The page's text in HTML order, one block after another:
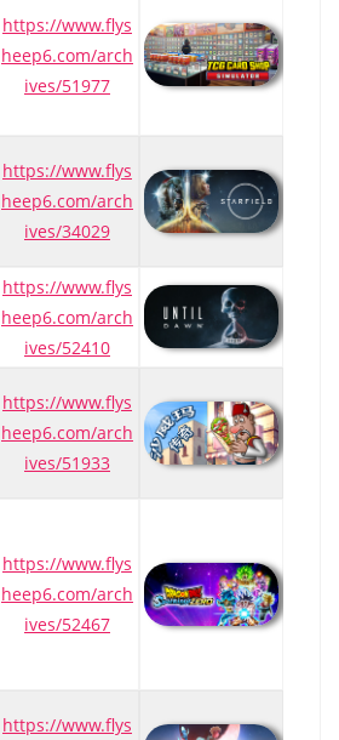
https://www.flys
heep6.com/arch
ives/51977
https://www.flys
heep6.com/arch
ives/34029
https://www.flys
heep6.com/arch
ives/52410
https://www.flys
heep6.com/arch
ives/51933
https://www.flys
heep6.com/arch
ives/52467
https://www.flys